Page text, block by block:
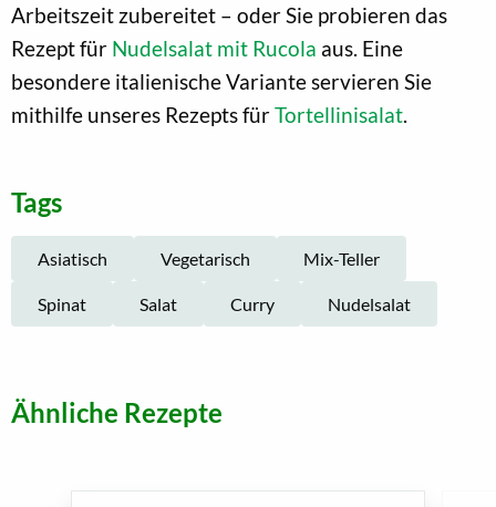
Arbeitszeit zubereitet – oder Sie probieren das
Rezept für Nudelsalat mit Rucola aus. Eine
besondere italienische Variante servieren Sie
mithilfe unseres Rezepts fürTortellinisalat.
Tags
Asiatisch Vegetarisch Mix-Teller
Spinat Salat Curry Nudelsalat
Ähnliche Rezepte